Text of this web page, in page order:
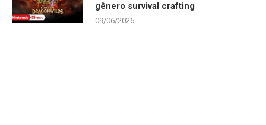
gênero survival crafting
09/06/2026